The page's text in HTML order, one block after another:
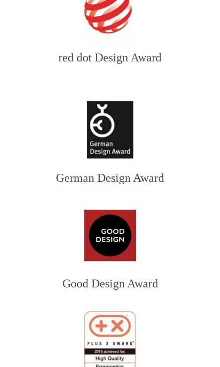
red dot Design Award
German Design Award
Good Design Award